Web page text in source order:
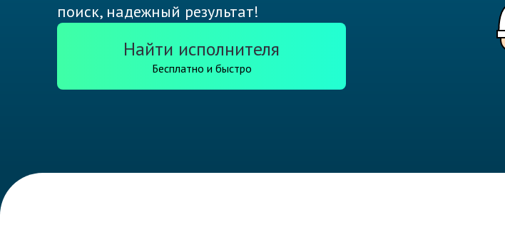
поиск, надежный результат!
Найти исполнителя
Бесплатно и быстро